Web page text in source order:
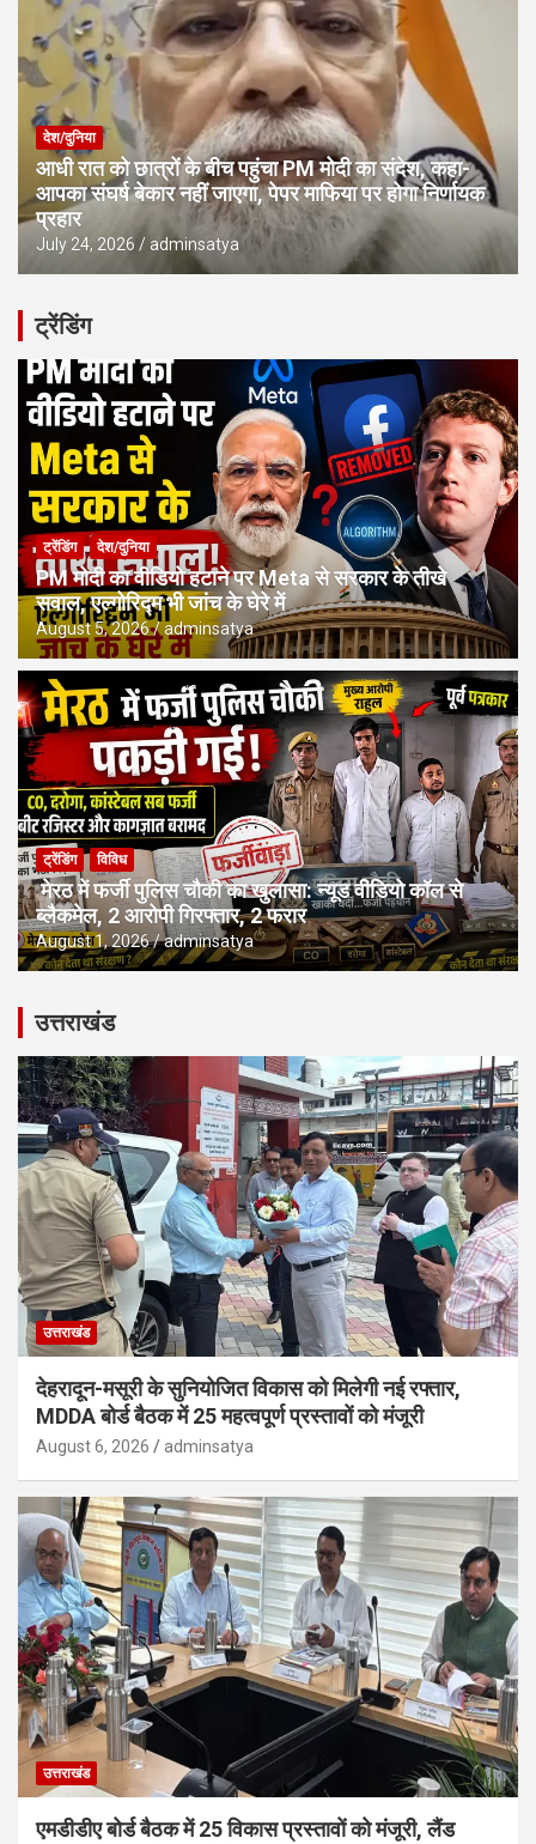
देश/दुनिया
आधी रात को छात्रों के बीच पहुंचा PM मोदी का संदेश, कहा-
आपका संघर्ष बेकार नहीं जाएगा, पेपर माफिया पर होगा निर्णायक
प्रहार
July 24, 2026 adminsatya
ट्रेंडिंग
ट्रेंडिंग देश/दुनिया
PM मोदी का वीडियो हटाने पर Meta से सरकार के तीखे
सवाल, एल्गोरिद्म भी जांच के घेरे में
August 5, 2026 adminsatya
ट्रेंडिंग विविध
मेरठ में फर्जी पुलिस चौकी का खुलासा: न्यूड वीडियो कॉल से
ब्लैकमेल, 2 आरोपी गिरफ्तार, 2 फरार
August 1, 2026 adminsatya
उत्तराखंड
उत्तराखंड
देहरादून-मसूरी के सुनियोजित विकास को मिलेगी नई रफ्तार,
MDDA बोर्ड बैठक में 25 महत्वपूर्ण प्रस्तावों को मंजूरी
August 6, 2026 adminsatya
उत्तराखंड
एमडीडीए बोर्ड बैठक में 25 विकास प्रस्तावों को मंजूरी, लैंड